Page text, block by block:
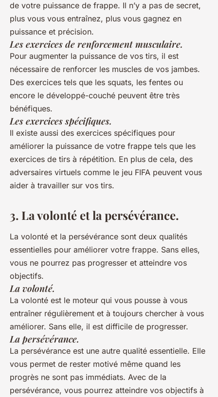
de votre puissance de frappe. Il n’y a pas de secret,
plus vous vous entraînez, plus vous gagnez en
puissance et précision.
Les exercices de renforcement musculaire.
Pour augmenter la puissance de vos tirs, il est
nécessaire de renforcer les muscles de vos jambes.
Des exercices tels que les squats, les fentes ou
encore le développé-couché peuvent être très
bénéfiques.
Les exercices spécifiques.
Il existe aussi des exercices spécifiques pour
améliorer la puissance de votre frappe tels que les
exercices de tirs à répétition. En plus de cela, des
adversaires virtuels comme le jeu FIFA peuvent vous
aider à travailler sur vos tirs.
3. La volonté et la persévérance.
La volonté et la persévérance sont deux qualités
essentielles pour améliorer votre frappe. Sans elles,
vous ne pourrez pas progresser et atteindre vos
objectifs.
La volonté.
La volonté est le moteur qui vous pousse à vous
entraîner régulièrement et à toujours chercher à vous
améliorer. Sans elle, il est difficile de progresser.
La persévérance.
La persévérance est une autre qualité essentielle. Elle
vous permet de rester motivé même quand les
progrès ne sont pas immédiats. Avec de la
persévérance, vous pourrez atteindre vos objectifs à